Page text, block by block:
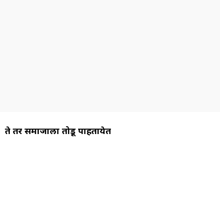
ते तर समाजाला तोडू पाहतायेत